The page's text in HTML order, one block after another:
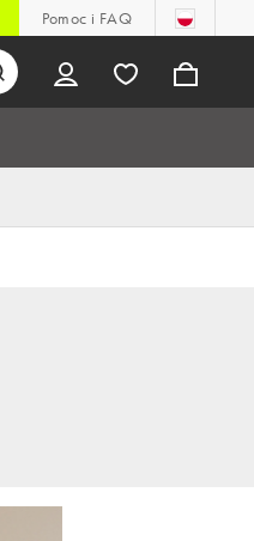
Pomoc i FAQ